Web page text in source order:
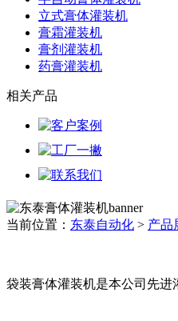
立式膏体灌装机
膏霜灌装机
膏剂灌装机
药膏灌装机
相关产品
当前位置： 东泰自动化 > 产品
袋装膏体灌装机是本公司先